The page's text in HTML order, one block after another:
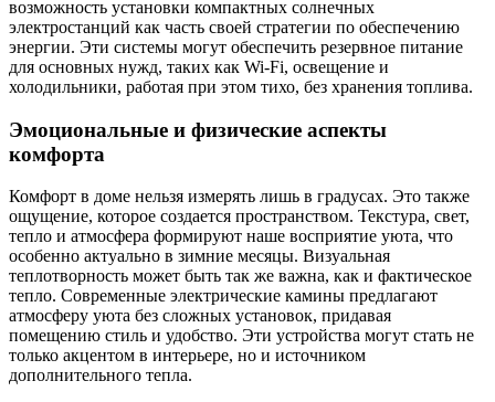
возможность установки компактных солнечных
электростанций как часть своей стратегии по обеспечению
энергии. Эти системы могут обеспечить резервное питание
для основных нужд, таких как Wi-Fi, освещение и
холодильники, работая при этом тихо, без хранения топлива.
Эмоциональные и физические аспекты
комфорта
Комфорт в доме нельзя измерять лишь в градусах. Это также
ощущение, которое создается пространством. Текстура, свет,
тепло и атмосфера формируют наше восприятие уюта, что
особенно актуально в зимние месяцы. Визуальная
теплотворность может быть так же важна, как и фактическое
тепло. Современные электрические камины предлагают
атмосферу уюта без сложных установок, придавая
помещению стиль и удобство. Эти устройства могут стать не
только акцентом в интерьере, но и источником
дополнительного тепла.